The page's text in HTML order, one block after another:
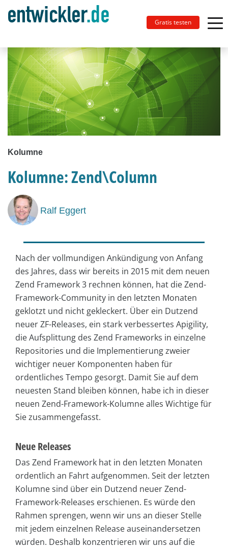
Gratis testen
Kolumne
Kolumne: Zend\Column
Ralf Eggert
Nach der vollmundigen Ankündigung von Anfang
des Jahres, dass wir bereits in 2015 mit dem neuen
Zend Framework 3 rechnen können, hat die Zend-
Framework-Community in den letzten Monaten
geklotzt und nicht gekleckert. Über ein Dutzend
neuer ZF-Releases, ein stark verbessertes Apigility,
die Aufsplittung des Zend Frameworks in einzelne
Repositories und die Implementierung zweier
wichtiger neuer Komponenten haben für
ordentliches Tempo gesorgt. Damit Sie auf dem
neuesten Stand bleiben können, habe ich in dieser
neuen Zend-Framework-Kolumne alles Wichtige für
Sie zusammengefasst.
Neue Releases
Das Zend Framework hat in den letzten Monaten
ordentlich an Fahrt aufgenommen. Seit der letzten
Kolumne sind über ein Dutzend neuer Zend-
Framework-Releases erschienen. Es würde den
Rahmen sprengen, wenn wir uns an dieser Stelle
mit jedem einzelnen Release auseinandersetzen
würden. Deshalb konzentrieren wir uns auf die